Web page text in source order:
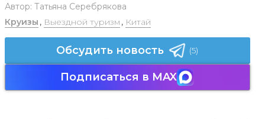
Автор: Татьяна Серебрякова
Круизы , Выездной туризм , Китай
Обсудить новость (5)
Подписаться в MAX